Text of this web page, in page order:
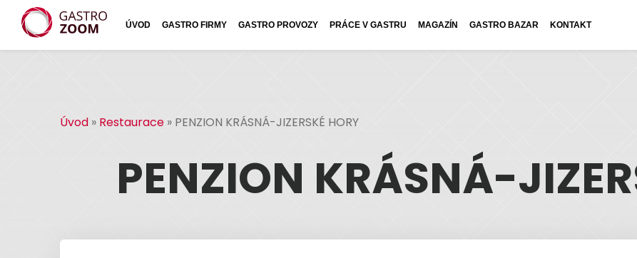
ÚVOD GASTRO FIRMY GASTRO PROVOZY PRÁCE V GASTRU MAGAZÍN GASTRO BAZAR KONTAKT
Úvod » Restaurace » PENZION KRÁSNÁ-JIZERSKÉ HORY
PENZION KRÁSNÁ-